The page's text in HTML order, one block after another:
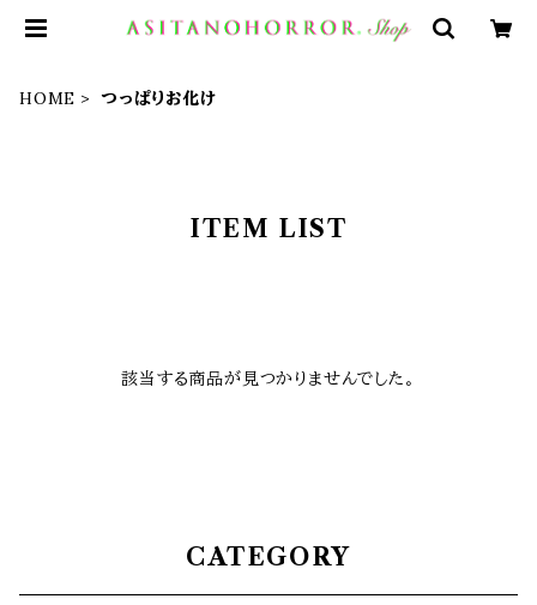
HOME つっぱりお化け
ITEM LIST
該当する商品が見つかりませんでした。
CATEGORY